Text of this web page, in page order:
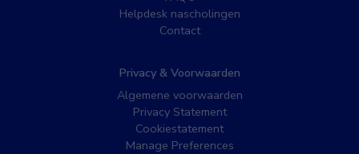
Helpdesk nascholingen
Contact
Privacy & Voorwaarden
Algemene voorwaarden
Privacy Statement
Cookiestatement
Manage Preferences